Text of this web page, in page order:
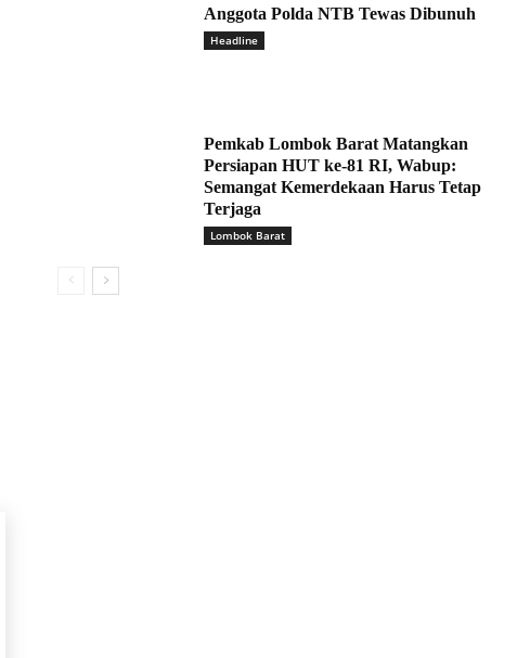
Anggota Polda NTB Tewas Dibunuh
Headline
Pemkab Lombok Barat Matangkan
Persiapan HUT ke-81 RI, Wabup:
Semangat Kemerdekaan Harus Tetap
Terjaga
Lombok Barat